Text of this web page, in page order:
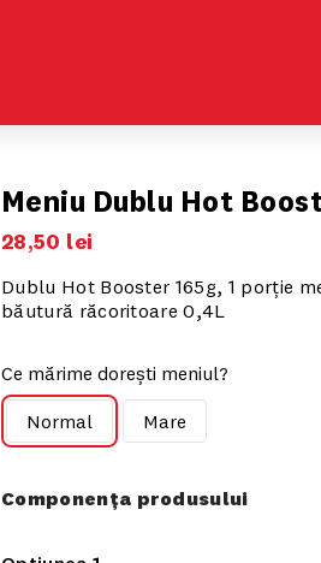
Meniu Dublu Hot
28,50 lei
Dublu Hot Booster 165g, 1 porție
băutură răcoritoare 0,4L
Ce mărime dorești meniul?
Normal
Mare
Componența produsului